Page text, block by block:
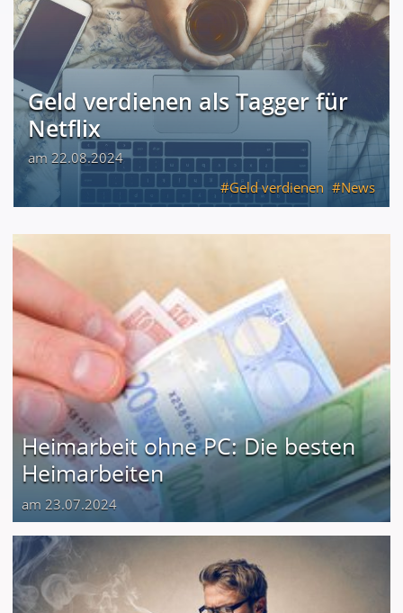
Geld verdienen als Tagger für
Netflix
am 22.08.2024
Geld verdienen
News
Heimarbeit ohne PC: Die besten
Heimarbeiten
am 23.07.2024